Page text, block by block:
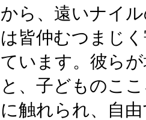
から、遠いナイ
は皆仲むつまじ
ています。彼ら
と、子どものこ
に触れられ、自